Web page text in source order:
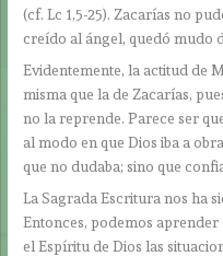
(cf. Lc 1,5-25). Zacarías no
creído al ángel, quedó mudo
Evidentemente, la actitud de
misma que la de Zacarías,
no la reprende. Parece ser
al modo en que Dios iba a
que no dudaba; sino que
La Sagrada Escritura nos ha
Entonces, podemos
el Espíritu de Dios las